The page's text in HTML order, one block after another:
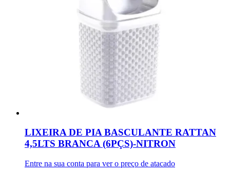
LIXEIRA DE PIA BASCULANTE RATTAN
4,5LTS BRANCA (6PÇS)-NITRON
Entre na sua conta para ver o preço de atacado